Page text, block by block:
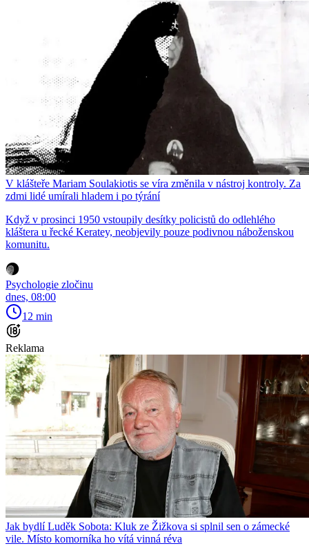
V klášteře Mariam Soulakiotis se víra změnila v nástroj kontroly. Za
zdmi lidé umírali hladem i po týrání
Když v prosinci 1950 vstoupily desítky policistů do odlehlého
kláštera u řecké Keratey, neobjevily pouze podivnou náboženskou
komunitu.
Psychologie zločinu
dnes, 08:00
12 min
Reklama
Jak bydlí Luděk Sobota: Kluk ze Žižkova si splnil sen o zámecké
vile. Místo komorníka ho vítá vinná réva